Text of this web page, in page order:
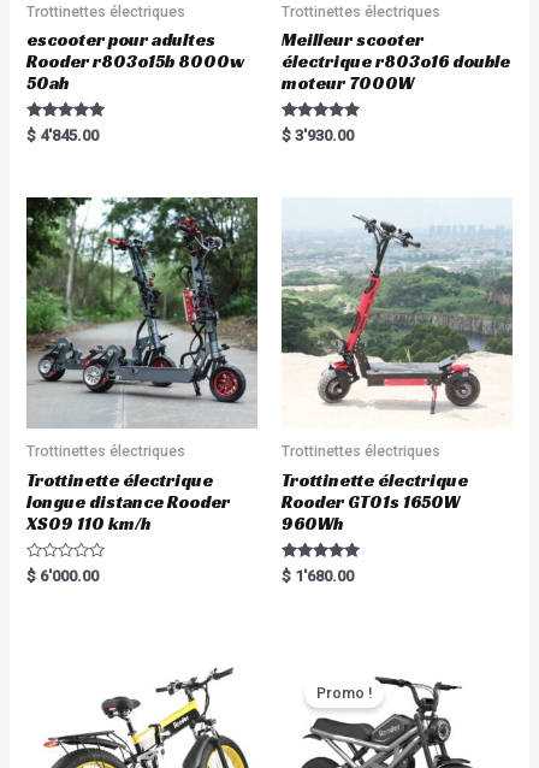
Trottinettes électriques
escooter pour adultes
Rooder r803o15b 8000w
50ah
Rated
5.00
$ 4'845.00
Trottinettes électriques
Meilleur scooter
électrique r803o16 double
moteur 7000W
Rated
5.00
$ 3'930.00
Trottinettes électriques
Trottinette électrique
longue distance Rooder
XS09 110 km/h
R
a
$ 6'000.00
Trottinettes électriques
Trottinette électrique
Rooder GT01s 1650W
960Wh
Rated
5.00
$ 1'680.00
Promo !